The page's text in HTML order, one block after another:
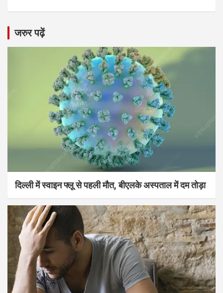
जरुर पढ़ें
दिल्ली में स्वाइन फ्लू से पहली मौत, बीएलके अस्पताल में दम तोड़ा